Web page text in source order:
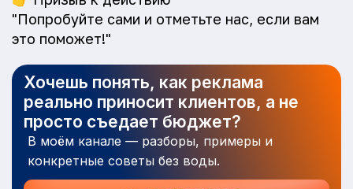
"Попробуйте сами и отметьте нас, если вам
это поможет!"
Хочешь понять, как реклама
реально приносит клиентов, а не
просто съедает бюджет?
В моём канале — разборы, примеры и
конкретные советы без воды.